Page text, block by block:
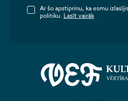
Ar šo apstiprinu, ka esmu
politiku. Lasīt vairāk